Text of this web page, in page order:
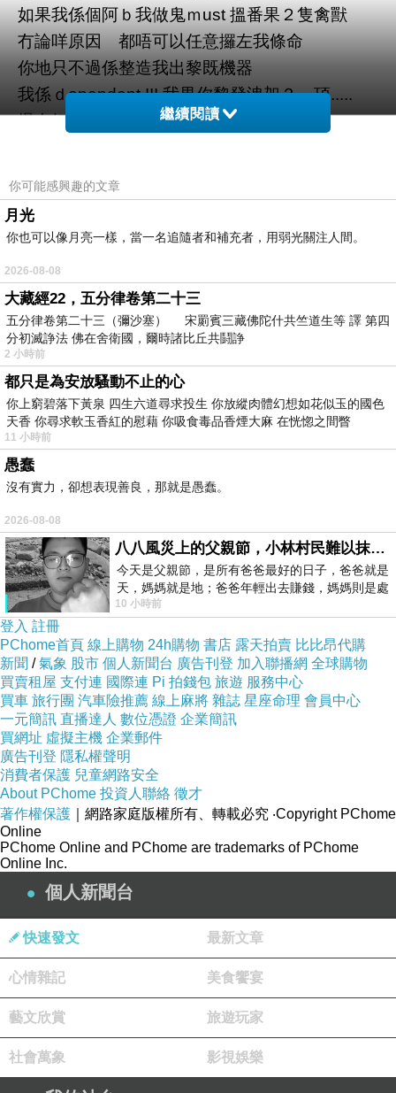
如果我係個阿ｂ我做鬼ｍust 搵番果２隻禽獸
冇論咩原因 都唔可以任意攞左我條命
你地只不過係整造我出黎既機器
我係ｄependent !!! 我畀你黎發洩架？ 頂.....
爆左好多粗 我好憎呢種感覺.......呀呀呀...
冇人性!!! 用筷子插囉仲要.. 痛苦程度同時間加長..
我真係想像唔到個阿ｂ掙扎果陣... 係... 點..... 嗚..
之後去ｂo amathz.. 哇哇哇
ｍelody 好ｌady 呀!!! 心情好番ｄ
不過黎過陣traffic jam 囉....
我後ｍin 果２位ｃ奶 講個不停
我已經起佢ｆront 前ｃover ears 架啦!
做唔識做!! 落車果陣怒ｂei 左佢地.. 得戚得佢地
丫
ｍelody 真係好．索．呀 哈哈哈
溝死仔啦個ｌook～ 哎喲～
〔其實佢係去飲姐！ 不過真係好索喎！〕
咁阿２云同帥哥１齊黎啦
咳咳咳 唔好以為我見唔到呀
嘿.. 十指緊扣 哇哇哇..～～＊
羨慕死我啦！ 嘿嘿 講笑～
真係好幸福ｂur～ ＞＿＜
掙扎左好耐終於坐定定 計數
ｊose 送左ｄ愛心ｃookies 畀我做生日ｐresent
呀!
勁ｔouch～ ehehhehehe..
我周圍咁ｇive 人食啦 ．知 哼～ 唔提喇
‘之後狂玩犬尾龜啦～ 正正正
成日問佢地２個 咦？你老公呢？ ｗakakkak..
ｄ人啦 自虐到丫 好ｄesire 我打佢喎! 哈哈..
都話我係好人 ｕ know？我唔會打人架 大
佬 咪傻啦
你下次１定唔會同到我坐架
除ｆei ... 好似果日咁既情況再出現先算啦
不過就算係咁唔好彩 我都會理會到你架 縱使
你打我 我唔怕架
繼續閱讀
你可能感興趣的文章
月光
你也可以像月亮一樣，當一名追隨者和補充者，用弱光關注人間。
2026-08-08
大藏經22，五分律卷第二十三
五分律卷第二十三（彌沙塞） 宋罽賓三藏佛陀什共竺道生等 譯 第四
分初滅諍法 佛在舍衛國，爾時諸比丘共鬪諍
2 小時前
都只是為安放騷動不止的心
你上窮碧落下黃泉 四生六道尋求投生 你放縱肉體幻想如花似玉的國色
天香 你尋求軟玉香紅的慰藉 你吸食毒品香煙大麻 在恍惚之間瞥
11 小時前
愚蠢
沒有實力，卻想表現善良，那就是愚蠢。
2026-08-08
八八風災上的父親節，小林村民難以抹滅的痛
今天是父親節，是所有爸爸最好的日子，爸爸就是
天，媽媽就是地；爸爸年輕出去賺錢，媽媽則是處
理家務，職業不分高低貴賤，只有人品才
10 小時前
登入 註冊
PChome首頁 線上購物 24h購物 書店 露天拍賣 比比昂代購
新聞 /氣象 股市 個人新聞台 廣告刊登 加入聯播網 全球購物
買賣租屋 支付連 國際連 Pi 拍錢包 旅遊 服務中心
買車 旅行團 汽車險推薦 線上麻將 雜誌 星座命理 會員中心
一元簡訊 直播達人 數位憑證 企業簡訊
買網址 虛擬主機 企業郵件
廣告刊登 隱私權聲明
消費者保護 兒童網路安全
About PChome 投資人聯絡 徵才
著作權保護 ｜網路家庭版權所有、轉載必究 ‧Copyright PChome
Online
PChome Online and PChome are trademarks of PChome
Online Inc.
個人新聞台
快速發文 最新文章
心情雜記 美食饗宴
藝文欣賞 旅遊玩家
社會萬象 影視娛樂